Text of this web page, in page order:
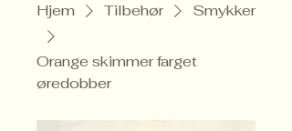
Hjem Tilbehør Smykker
Orange skimmer farget
øredobber